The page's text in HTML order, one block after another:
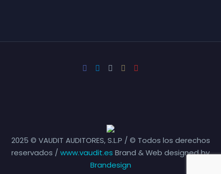
2025 © VAUDIT AUDITORES, S.L.P / © Todos los derechos
reservados / www.vaudit.es Brand & Web designed by
Brandesign